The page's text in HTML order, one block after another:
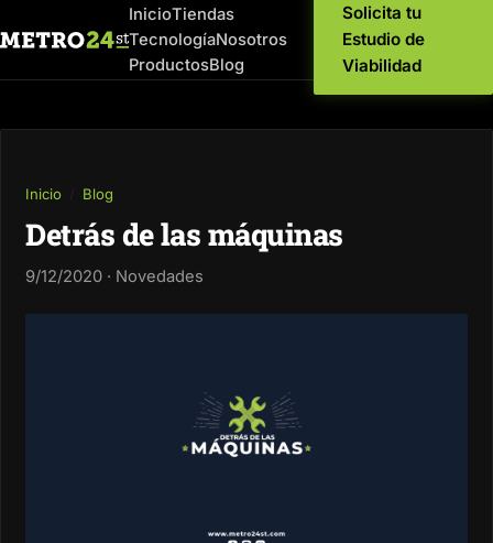
InicioTiendas
TecnologíaNosotros
ProductosBlog
Solicita tu
Estudio de
Viabilidad
Inicio Blog
Detrás de las máquinas
9/12/2020 · Novedades